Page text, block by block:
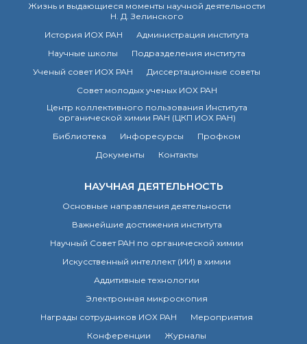
Жизнь и выдающиеся моменты научной деятельности
Н. Д. Зелинского
История ИОХ РАН
Администрация института
Научные школы
Подразделения института
Ученый совет ИОХ РАН
Диссертационные советы
Совет молодых ученых ИОХ РАН
Центр коллективного пользования Института
органической химии РАН (ЦКП ИОХ РАН)
Библиотека
Инфоресурсы
Профком
Документы
Контакты
НАУЧНАЯ ДЕЯТЕЛЬНОСТЬ
Основные направления деятельности
Важнейшие достижения института
Научный Совет РАН по органической химии
Искусственный интеллект (ИИ) в химии
Аддитивные технологии
Электронная микроскопия
Награды сотрудников ИОХ РАН
Мероприятия
Конференции
Журналы